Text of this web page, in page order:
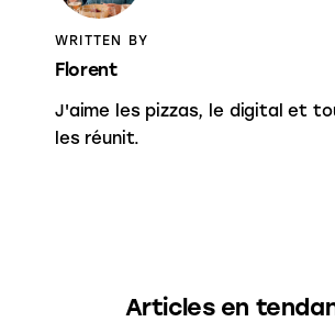
WRITTEN BY
Florent
J'aime les pizzas, le digital et
les réunit.
Articles en